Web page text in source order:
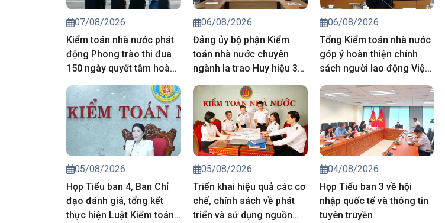
07/08/2026
Kiểm toán nhà nước phát
động Phong trào thi đua
150 ngày quyết tâm hoàn
thành toàn diện nhiệm vụ
chính trị 6 tháng cuối năm
2026
06/08/2026
Đảng ủy bộ phận Kiểm
toán nhà nước chuyên
ngành Ia trao Huy hiệu 30
năm tuổi Đảng cho đảng
06/08/2026
Tổng Kiểm toán nhà nước
góp ý hoàn thiện chính
sách người lao động Việt
Nam đi làm việc ở nước
ngoài
05/08/2026
Họp Tiểu ban 4, Ban Chỉ
đạo đánh giá, tổng kết
thực hiện Luật Kiểm toán
05/08/2026
Triển khai hiệu quả các cơ
chế, chính sách về phát
triển và sử dụng nguồn
04/08/2026
Họp Tiểu ban 3 về hội
nhập quốc tế và thông tin
tuyên truyền